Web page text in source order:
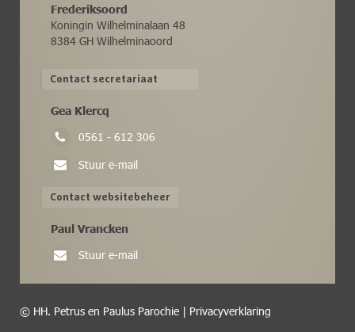
Frederiksoord
Koningin Wilhelminalaan 48
8384 GH Wilhelminaoord
Contact secretariaat
Gea Klercq
0561 - 612 306
Stuur e-mail
Contact websitebeheer
Paul Vrancken
Stuur e-mail
© HH. Petrus en Paulus Parochie | Privacyverklaring